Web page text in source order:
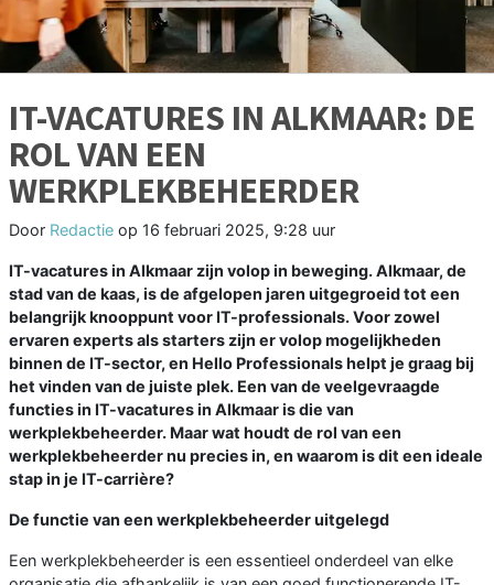
IT-VACATURES IN ALKMAAR: DE
ROL VAN EEN
WERKPLEKBEHEERDER
Door Redactie op 16 februari 2025, 9:28 uur
IT-vacatures in Alkmaar zijn volop in beweging. Alkmaar, de
stad van de kaas, is de afgelopen jaren uitgegroeid tot een
belangrijk knooppunt voor IT-professionals. Voor zowel
ervaren experts als starters zijn er volop mogelijkheden
binnen de IT-sector, en Hello Professionals helpt je graag bij
het vinden van de juiste plek. Een van de veelgevraagde
functies in IT-vacatures in Alkmaar is die van
werkplekbeheerder. Maar wat houdt de rol van een
werkplekbeheerder nu precies in, en waarom is dit een ideale
stap in je IT-carrière?
De functie van een werkplekbeheerder uitgelegd
Een werkplekbeheerder is een essentieel onderdeel van elke